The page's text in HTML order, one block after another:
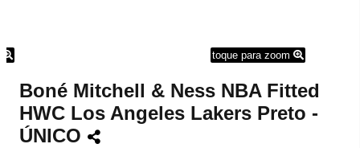
toque para zoom
Boné Mitchell & Ness NBA Fitted
HWC Los Angeles Lakers Preto -
ÚNICO